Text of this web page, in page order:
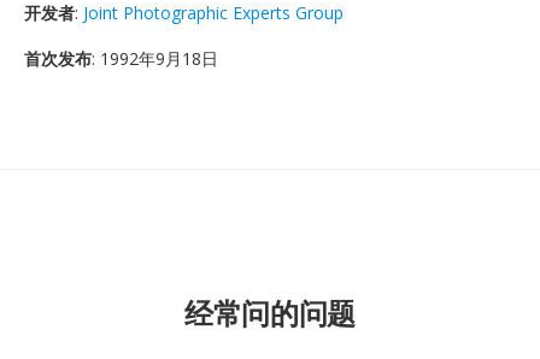
开发者: Joint Photographic Experts Group
首次发布: 1992年9月18日
经常问的问题